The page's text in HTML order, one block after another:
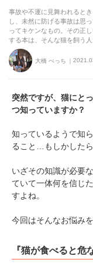
事故や不運に見舞われると
し、未然に防げる事故は思
ってキケンなもの。その正
する本は、そんな猫を飼う
大橋 ぺっち
突然ですが、猫にと
つ知っていますか？
知っているようで知
ること…もしかしたら
いざその知識が必要
ていて一体何を信じ
すよね。
今回はそんなお悩み
『猫が食べると危